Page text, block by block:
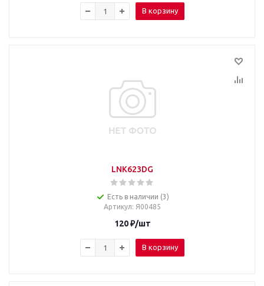
В корзину
LNK623DG
Есть в наличии (3)
Артикул: Я00485
120₽/шт
В корзину